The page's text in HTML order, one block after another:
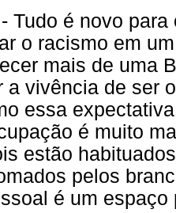
Tudo é novo
o racismo em
mais de uma
a vivência de ser
essa
é muito
estão
pelos
é um